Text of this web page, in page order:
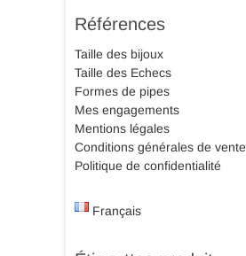
Références
Taille des bijoux
Taille des Echecs
Formes de pipes
Mes engagements
Mentions légales
Conditions générales de vente
Politique de confidentialité
Français